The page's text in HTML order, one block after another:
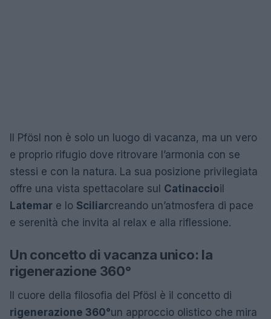
Il Pfösl non è solo un luogo di vacanza, ma un vero
e proprio rifugio dove ritrovare l’armonia con se
stessi e con la natura. La sua posizione privilegiata
offre una vista spettacolare sul Catinaccioil
Latemar e lo Sciliarcreando un’atmosfera di pace
e serenità che invita al relax e alla riflessione.
Un concetto di vacanza unico: la
rigenerazione 360°
Il cuore della filosofia del Pfösl è il concetto di
rigenerazione 360°un approccio olistico che mira